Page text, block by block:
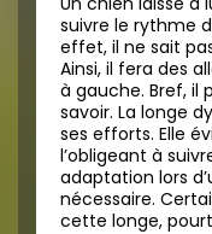
suivre le rythme
effet, il ne sait
Ainsi, il fera des
à gauche. Bref, il
savoir. La longe
ses efforts. Elle
l’obligeant à
adaptation lors
nécessaire.
cette longe,